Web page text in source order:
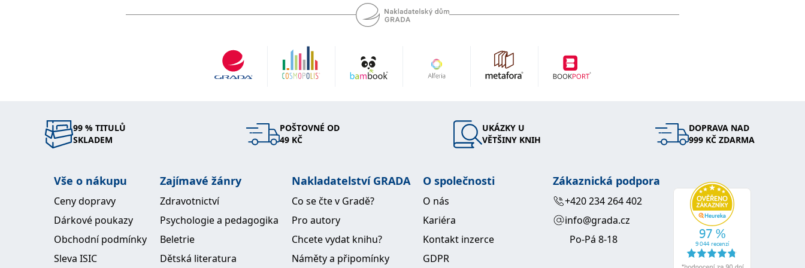
99 % TITULŮ
SKLADEM
POŠTOVNÉ OD
49 KČ
UKÁZKY U
VĚTŠINY KNIH
DOPRAVA NAD
999 KČ ZDARMA
Vše o nákupu
Ceny dopravy
Dárkové poukazy
Obchodní podmínky
Sleva ISIC
Zajímavé žánry
Zdravotnictví
Psychologie a pedagogika
Beletrie
Dětská literatura
Nakladatelství GRADA
Co se čte v Gradě?
Pro autory
Chcete vydat knihu?
Náměty a připomínky
O společnosti
O nás
Kariéra
Kontakt inzerce
GDPR
Zákaznická podpora
+420 234 264 402
info@grada.cz
Po-Pá 8-18